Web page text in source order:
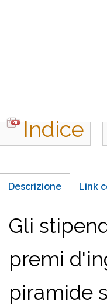
Indice
Descrizione Link
Gli
premi
piramide